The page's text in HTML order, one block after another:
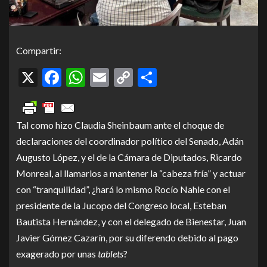
Compartir:
X Facebook
WhatsApp
Email
Copy
Tal como hizo Claudia Sheinbaum ante el choque de
declaraciones del coordinador político del Senado, Adán
Augusto López, y el de la Cámara de Diputados, Ricardo
Monreal, al llamarlos a mantener la “cabeza fría” y actuar
con “tranquilidad”, ¿hará lo mismo Rocío Nahle con el
presidente de la Jucopo del Congreso local, Esteban
Bautista Hernández, y con el delegado de Bienestar, Juan
Javier Gómez Cazarín, por su diferendo debido al pago
exagerado por unas tablets?